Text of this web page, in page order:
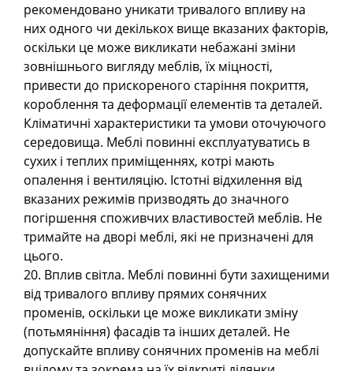
рекомендовано уникати тривалого впливу на
них одного чи декількох вище вказаних факторів,
оскільки це може викликати небажані зміни
зовнішнього вигляду меблів, їх міцності,
привести до прискореного старіння покриття,
короблення та деформації елементів та деталей.
Кліматичні характеристики та умови оточуючого
середовища. Меблі повинні експлуатуватись в
сухих і теплих приміщеннях, котрі мають
опалення і вентиляцію. Істотні відхилення від
вказаних режимів призводять до значного
погіршення споживчих властивостей меблів. Не
тримайте на дворі меблі, які не призначені для
цього.
20. Вплив світла. Меблі повинні бути захищеними
від тривалого впливу прямих сонячних
променів, оскільки це може викликати зміну
(потьмяніння) фасадів та інших деталей. Не
допускайте впливу сонячних променів на меблі